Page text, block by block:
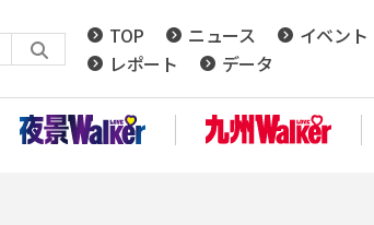
TOP ニュース イベント
レポート
データ